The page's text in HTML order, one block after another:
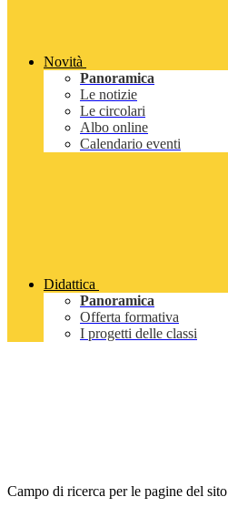
Novità
Panoramica
Le notizie
Le circolari
Albo online
Calendario eventi
Didattica
Panoramica
Offerta formativa
I progetti delle classi
Campo di ricerca per le pagine del sito